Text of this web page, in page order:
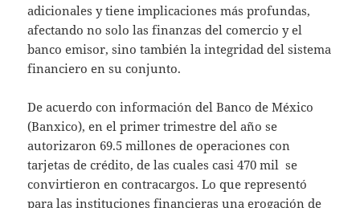
adicionales y tiene implicaciones más profundas,
afectando no solo las finanzas del comercio y el
banco emisor, sino también la integridad del sistema
financiero en su conjunto.
De acuerdo con información del Banco de México
(Banxico), en el primer trimestre del año se
autorizaron 69.5 millones de operaciones con
tarjetas de crédito, de las cuales casi 470 mil se
convirtieron en contracargos. Lo que representó
para las instituciones financieras una erogación de